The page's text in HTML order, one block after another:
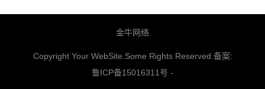
金牛网络
Copyright Your WebSite.Some Rights Reserved.备案:
鲁ICP备15016311号 -